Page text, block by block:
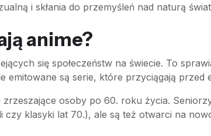
i skłania do przemyśleń nad naturą
anime?
się społeczeństw na świecie. To
emitowane są serie, które przyciągają przed
osoby po 60. roku życia.
czy klasyki lat 70.), ale są też otwarci na